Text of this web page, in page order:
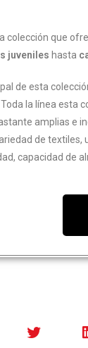
colección que
juveniles hasta
de esta
la línea esta
amplias e
de textiles,
capacidad de